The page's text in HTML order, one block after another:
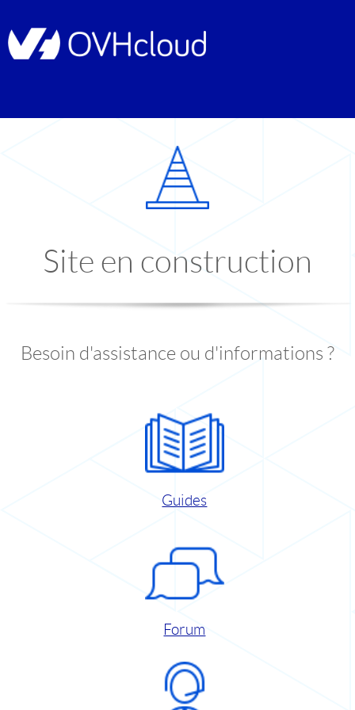
Site en construction
Besoin d'assistance ou d'informations ?
Guides
Forum